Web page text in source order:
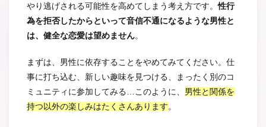
やり逃げされる可能性を高めてしまう考え方です。性行
為を拒否したからといって音信不通になるような男性と
は、健全な恋愛は望めません。
まずは、男性に依存することをやめてみてください。 仕
事に打ち込む、新しい趣味を見つける、まったく別のコ
ミュニティに参加してみる…このように、 男性と関係を
持つ以外の楽しみはたくさんあります。